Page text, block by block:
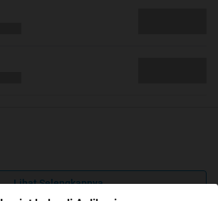
Lihat Selengkapnya